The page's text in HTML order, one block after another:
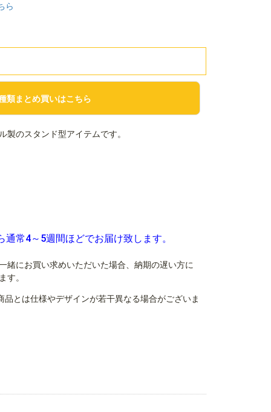
ら
類まとめ買いはこちら
製のスタンド型アイテムです。
常4～5週間ほどでお届け致します。
緒にお買い求めいただいた場合、納期の遅い方に
す。
とは仕様やデザインが若干異なる場合がございま